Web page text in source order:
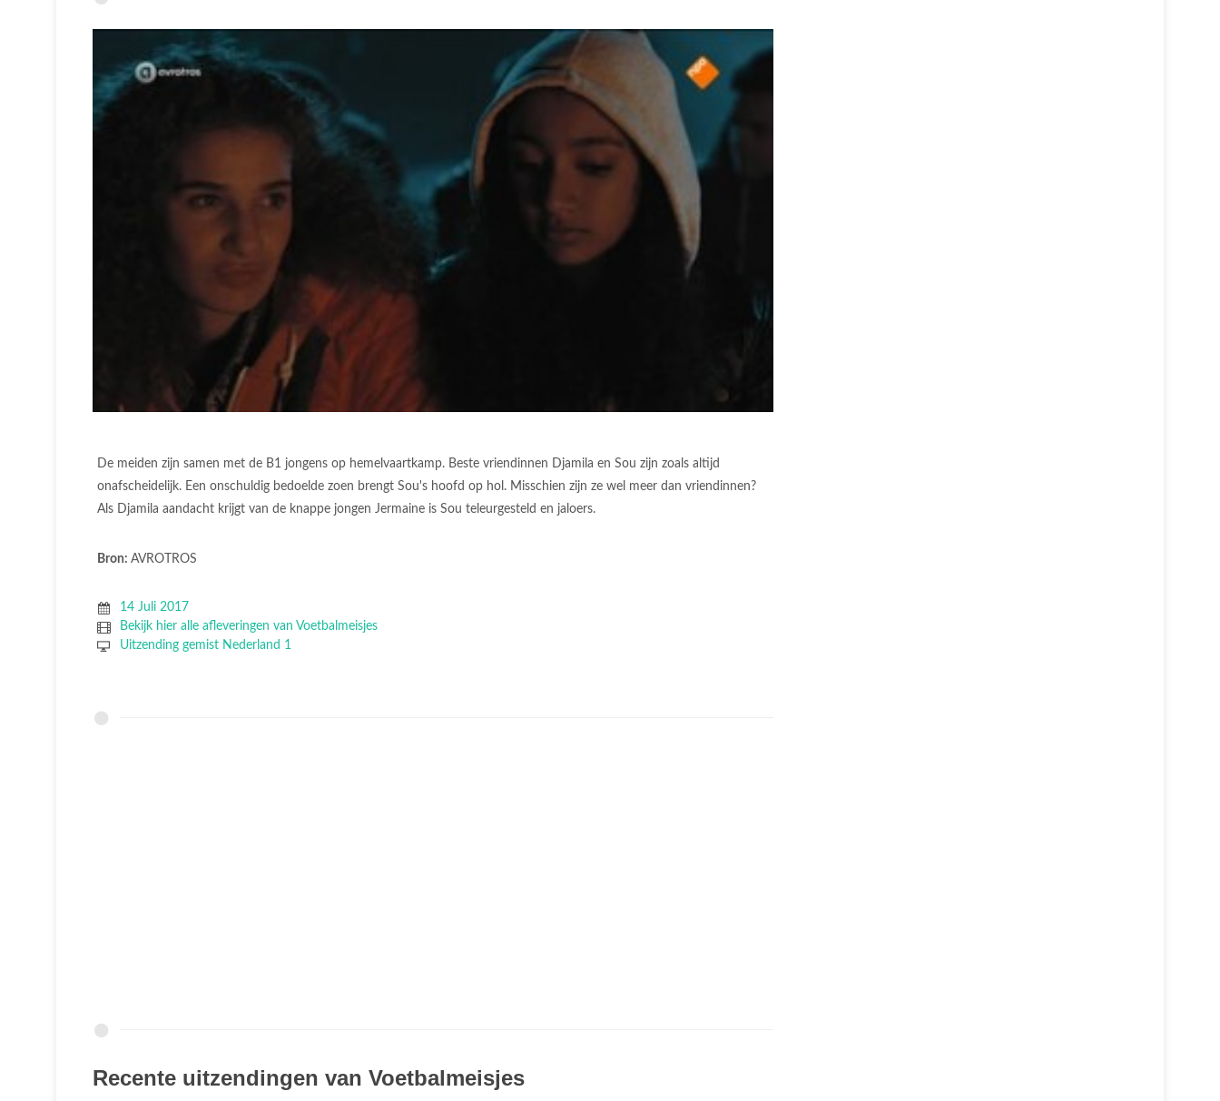
De meiden zijn samen met de B1 jongens op hemelvaartkamp. Beste vriendinnen Djamila en Sou zijn zoals altijd
onafscheidelijk. Een onschuldig bedoelde zoen brengt Sou's hoofd op hol. Misschien zijn ze wel meer dan vriendinnen?
Als Djamila aandacht krijgt van de knappe jongen Jermaine is Sou teleurgesteld en jaloers.
Bron: AVROTROS
14 Juli 2017
Bekijk hier alle afleveringen van Voetbalmeisjes
Uitzending gemist Nederland 1
Recente uitzendingen van Voetbalmeisjes